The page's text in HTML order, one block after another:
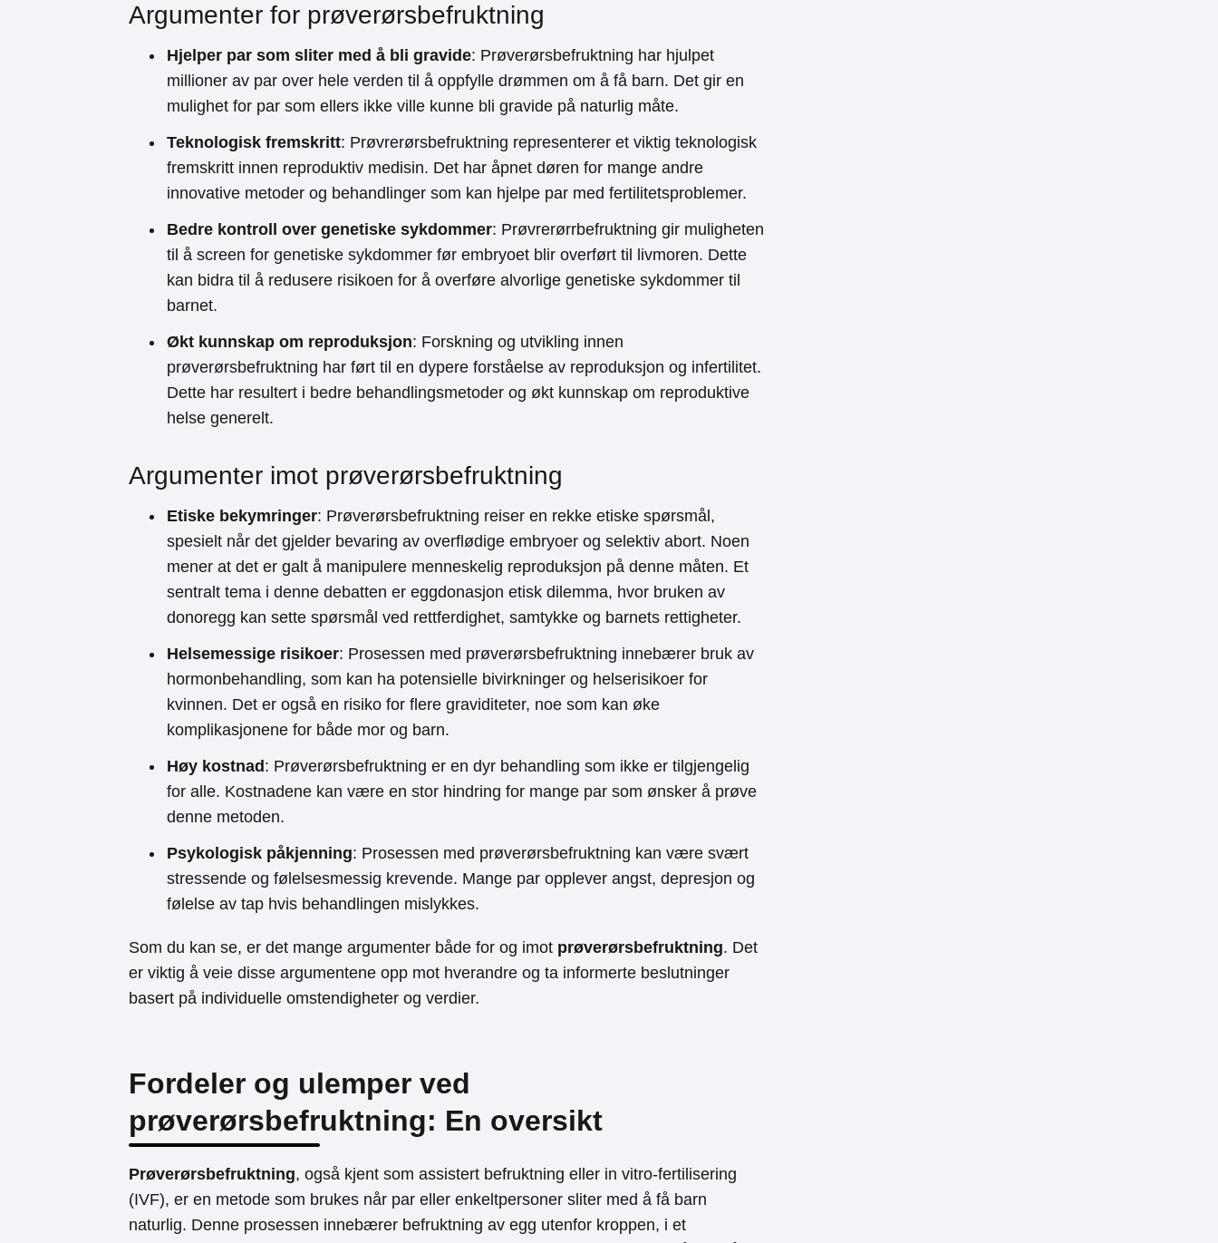
Argumenter for prøverørsbefruktning
Hjelper par som sliter med å bli gravide: Prøverørsbefruktning har hjulpet
millioner av par over hele verden til å oppfylle drømmen om å få barn. Det gir en
mulighet for par som ellers ikke ville kunne bli gravide på naturlig måte.
Teknologisk fremskritt: Prøvrerørsbefruktning representerer et viktig teknologisk
fremskritt innen reproduktiv medisin. Det har åpnet døren for mange andre
innovative metoder og behandlinger som kan hjelpe par med fertilitetsproblemer.
Bedre kontroll over genetiske sykdommer: Prøvrerørrbefruktning gir muligheten
til å screen for genetiske sykdommer før embryoet blir overført til livmoren. Dette
kan bidra til å redusere risikoen for å overføre alvorlige genetiske sykdommer til
barnet.
Økt kunnskap om reproduksjon: Forskning og utvikling innen
prøverørsbefruktning har ført til en dypere forståelse av reproduksjon og infertilitet.
Dette har resultert i bedre behandlingsmetoder og økt kunnskap om reproduktive
helse generelt.
Argumenter imot prøverørsbefruktning
Etiske bekymringer: Prøverørsbefruktning reiser en rekke etiske spørsmål,
spesielt når det gjelder bevaring av overflødige embryoer og selektiv abort. Noen
mener at det er galt å manipulere menneskelig reproduksjon på denne måten. Et
sentralt tema i denne debatten er eggdonasjon etisk dilemma, hvor bruken av
donoregg kan sette spørsmål ved rettferdighet, samtykke og barnets rettigheter.
Helsemessige risikoer: Prosessen med prøverørsbefruktning innebærer bruk av
hormonbehandling, som kan ha potensielle bivirkninger og helserisikoer for
kvinnen. Det er også en risiko for flere graviditeter, noe som kan øke
komplikasjonene for både mor og barn.
Høy kostnad : Prøverørsbefruktning er en dyr behandling som ikke er tilgjengelig
for alle. Kostnadene kan være en stor hindring for mange par som ønsker å prøve
denne metoden.
Psykologisk påkjenning: Prosessen med prøverørsbefruktning kan være svært
stressende og følelsesmessig krevende. Mange par opplever angst, depresjon og
følelse av tap hvis behandlingen mislykkes.
Som du kan se, er det mange argumenter både for og imot prøverørsbefruktning. Det
er viktig å veie disse argumentene opp mot hverandre og ta informerte beslutninger
basert på individuelle omstendigheter og verdier.
Fordeler og ulemper ved
prøverørsbefruktning: En oversikt
Prøverørsbefruktning, også kjent som assistert befruktning eller in vitro-fertilisering
(IVF), er en metode som brukes når par eller enkeltpersoner sliter med å få barn
naturlig. Denne prosessen innebærer befruktning av egg utenfor kroppen, i et